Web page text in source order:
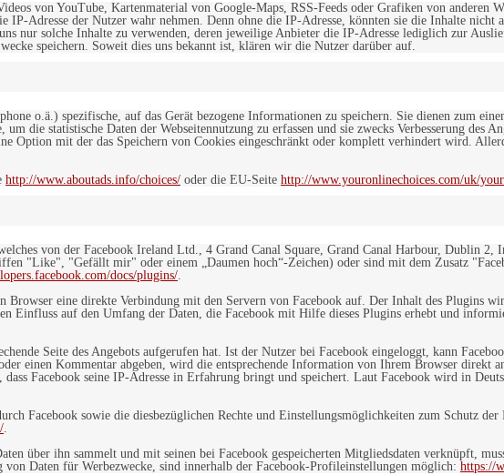
von YouTube, Kartenmaterial von Google-Maps, RSS-Feeds oder Grafiken von anderen
Adresse der Nutzer wahr nehmen. Denn ohne die IP-Adresse, könnten sie die Inhalte nicht
nur solche Inhalte zu verwenden, deren jeweilige Anbieter die IP-Adresse lediglich zur
speichern. Soweit dies uns bekannt ist, klären wir die Nutzer darüber auf.
o.ä.) spezifische, auf das Gerät bezogene Informationen zu speichern. Sie dienen zum
die statistische Daten der Webseitennutzung zu erfassen und sie zwecks Verbesserung des
Option mit der das Speichern von Cookies eingeschränkt oder komplett verhindert wird.
http://www.aboutads.info/choices/ oder die EU-Seite http://www.youronlinechoices.com/uk/
von der Facebook Ireland Ltd., 4 Grand Canal Square, Grand Canal Harbour, Dublin
"Like", "Gefällt mir" oder einem „Daumen hoch“-Zeichen) oder sind mit dem Zusatz
docs/plugins/.
Browser eine direkte Verbindung mit den Servern von Facebook auf. Der Inhalt des Plugins
Einfluss auf den Umfang der Daten, die Facebook mit Hilfe dieses Plugins erhebt und
Seite des Angebots aufgerufen hat. Ist der Nutzer bei Facebook eingeloggt, kann
einen Kommentar abgeben, wird die entsprechende Information von Ihrem Browser direkt
Facebook seine IP-Adresse in Erfahrung bringt und speichert. Laut Facebook wird in
Facebook sowie die diesbezüglichen Rechte und Einstellungsmöglichkeiten zum Schutz
.
über ihn sammelt und mit seinen bei Facebook gespeicherten Mitgliedsdaten verknüpft,
Daten für Werbezwecke, sind innerhalb der Facebook-Profileinstellungen möglich: https://